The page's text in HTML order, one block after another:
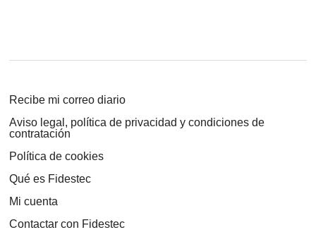
Recibe mi correo diario
Aviso legal, política de privacidad y condiciones de
contratación
Política de cookies
Qué es Fidestec
Mi cuenta
Contactar con Fidestec